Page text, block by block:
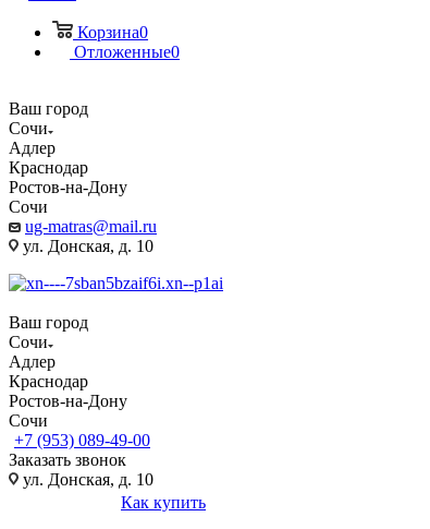
Корзина0
Отложенные0
Ваш город
Сочи
Адлер
Краснодар
Ростов-на-Дону
Сочи
ug-matras@mail.ru
ул. Донская, д. 10
Ваш город
Сочи
Адлер
Краснодар
Ростов-на-Дону
Сочи
+7 (953) 089-49-00
Заказать звонок
ул. Донская, д. 10
Как купить